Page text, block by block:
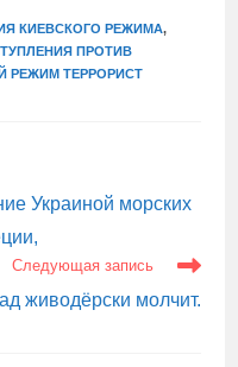
КИЕВСКОГО РЕЖИМА,
ПРОТИВ
РЕЖИМ ТЕРРОРИСТ
Украиной морских
Следующая запись
живодёрски молчит.